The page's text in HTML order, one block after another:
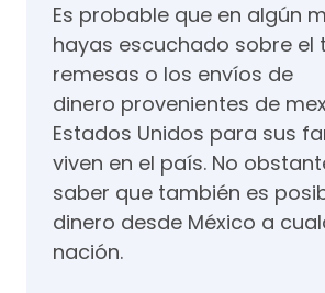
Es probable que en algún
hayas escuchado sobre el
remesas o los envíos de
dinero provenientes de
Estados Unidos para sus
viven en el país. No
saber que también es
dinero desde México a
nación.